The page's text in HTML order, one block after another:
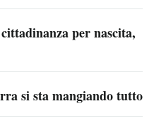
per nascita,
si sta mangiando tutto